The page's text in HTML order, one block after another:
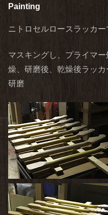
Painting
ニトロセルロースラッカ
マスキングし、プライマ
燥、研磨後、乾燥後ラッカ
研磨